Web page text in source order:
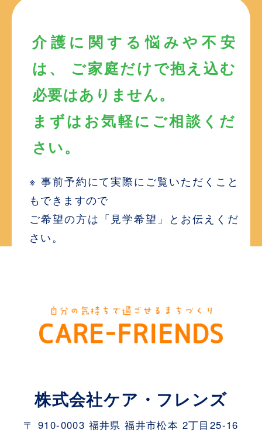
介護に関する悩みや不安
は、 ご家庭だけで抱え込む
必要はありません。
まずはお気軽にご相談くだ
さい。
※ 事前予約にて実際にご覧いただくこと
もできますので
ご希望の方は「見学希望」とお伝えくだ
さい。
株式会社ケア・フレンズ
〒 910-0003 福井県 福井市松本 2丁目25-16